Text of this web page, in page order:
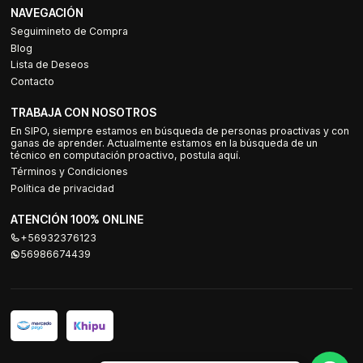
NAVEGACIÓN
Seguimineto de Compra
Blog
Lista de Deseos
Contacto
TRABAJA CON NOSOTROS
En SIPO, siempre estamos en búsqueda de personas proactivas y con
ganas de aprender. Actualmente estamos en la búsqueda de un
técnico en computación proactivo, postula aquí.
Términos y Condiciones
Política de privacidad
ATENCIÓN 100% ONLINE
+56932376123
56986674439